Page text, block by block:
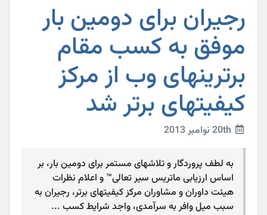
رجیران برای دومین بار
موفق به کسب مقام
برترینهای وب از مرکز
کیفیتهای برتر شد
به لطف پروردگار و تلاشهای مستمر برای دومين بار، بر
اساس ارزيابی ماتريس سير تعالی™ و اعلام نظرات
هيئت داوران و مشاوران مرکز کيفيتهای برتر، رجيران به
سبب ميل وافر به سرآمدی، واجد شرايط کسب ...